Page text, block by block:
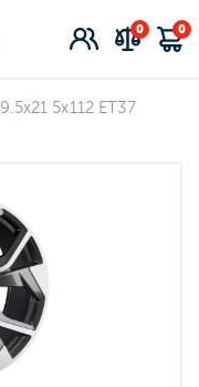
0 0
9.5x21 5x112 ET37